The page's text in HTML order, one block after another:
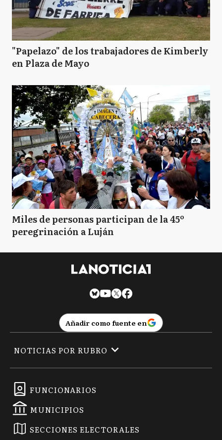
"Papelazo" de los trabajadores de Kimberly
en Plaza de Mayo
Miles de personas participan de la 45º
peregrinación a Luján
Añadir como fuente en
FUNCIONARIOS
MUNICIPIOS
SECCIONES ELECTORALES
NOTICIAS POR RUBRO